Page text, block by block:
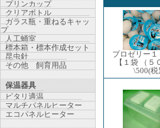
プロゼリー
【１袋 （５
\500(税
プリンカップ
クリアボトル
ガラス瓶・重ねるキャッ
プ
人工蛹室
標本箱・標本作成セット
昆虫針
その他 飼育用品
保温器具
ピタリ適温
マルチパネルヒーター
エコパネルヒーター